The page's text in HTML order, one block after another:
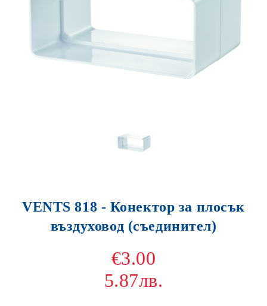
VENTS 818 - Конектор за плосък
въздуховод (съединител)
€3.00
5.87лв.